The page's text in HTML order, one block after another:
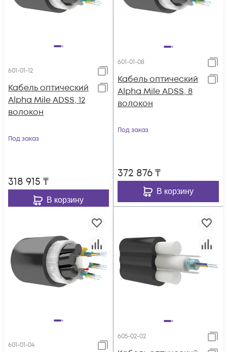
601-01-12
Кабель оптический
Alpha Mile ADSS, 12
волокон
Под заказ
318 915 ₸
В корзину
601-01-08
Кабель оптический
Alpha Mile ADSS, 8
волокон
Под заказ
372 876₸
В корзину
601-01-04
605-02-02